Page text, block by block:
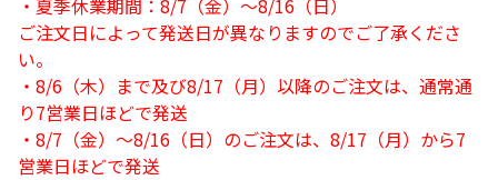
・夏季休業期間：8/7（金）～8/16（日）
ご注文日によって発送日が異なりますのでご了承くださ
い。
・8/6（木）まで及び8/17（月）以降のご注文は、通常通
り7営業日ほどで発送
・8/7（金）～8/16（日）のご注文は、8/17（月）から7
営業日ほどで発送